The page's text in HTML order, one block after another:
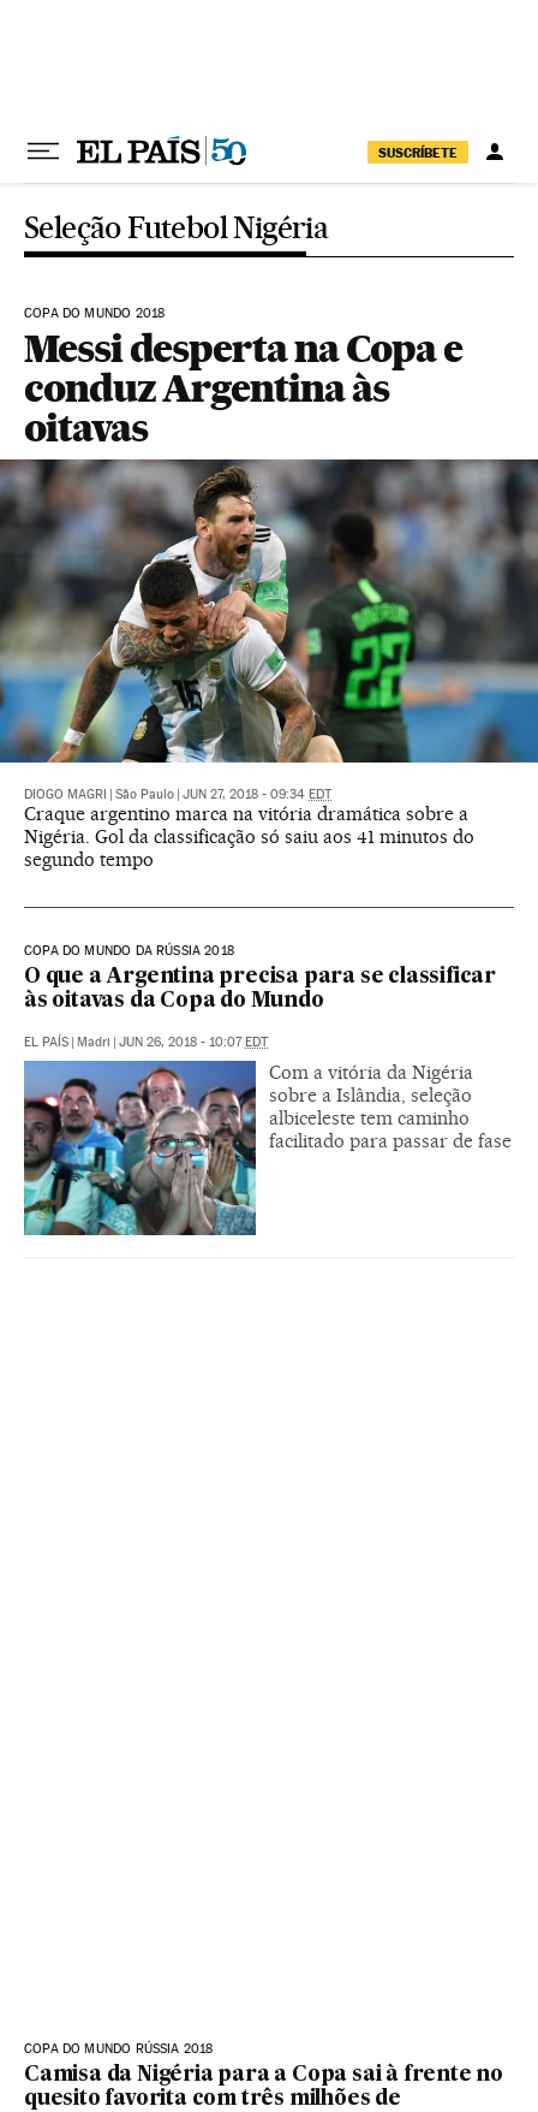
SUSCRÍBETE
Seleção Futebol Nigéria
COPA DO MUNDO 2018
Messi desperta na Copa e
conduz Argentina às
oitavas
DIOGO MAGRI São Paulo JUN 27, 2018 - 09:34 EDT
Craque argentino marca na vitória dramática sobre a
Nigéria. Gol da classificação só saiu aos 41 minutos do
segundo tempo
COPA DO MUNDO DA RÚSSIA 2018
O que a Argentina precisa para se classificar
às oitavas da Copa do Mundo
EL PAÍS Madri JUN 26, 2018 - 10:07 EDT
Com a vitória da Nigéria
sobre a Islândia, seleção
albiceleste tem caminho
facilitado para passar de fase
COPA DO MUNDO RÚSSIA 2018
Camisa da Nigéria para a Copa sai à frente no
quesito favorita com três milhões de